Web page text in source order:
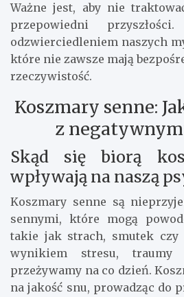
Ważne jest, aby nie
przepowiedni
odzwierciedleniem naszych
które nie zawsze mają
rzeczywistość.
Koszmary senne:
z
Skąd się biorą
wpływają na naszą
Koszmary senne są
sennymi, które mogą
takie jak strach, smutek czy
wynikiem stresu,
przeżywamy na co dzień.
na jakość snu, prowadząc do